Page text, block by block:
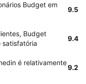
Budget em
9.5
Budget
satisfatória
9.4
é relativamente
9.2